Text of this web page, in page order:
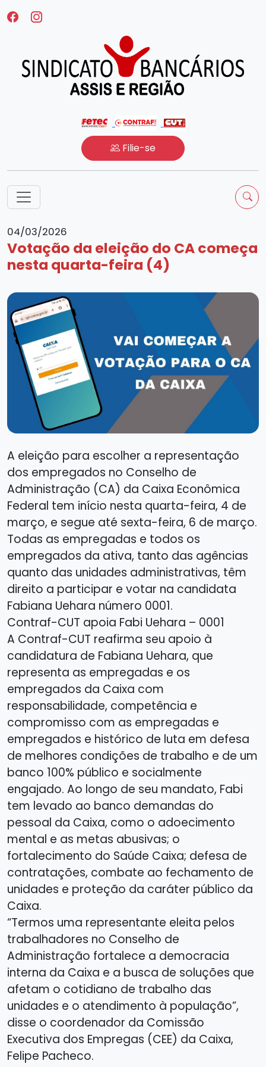
Filie-se
04/03/2026
Votação da eleição do CA começa
nesta quarta-feira (4)
A eleição para escolher a representação
dos empregados no Conselho de
Administração (CA) da Caixa Econômica
Federal tem início nesta quarta-feira, 4 de
março, e segue até sexta-feira, 6 de março.
Todas as empregadas e todos os
empregados da ativa, tanto das agências
quanto das unidades administrativas, têm
direito a participar e votar na candidata
Fabiana Uehara número 0001.
Contraf-CUT apoia Fabi Uehara – 0001
A Contraf-CUT reafirma seu apoio à
candidatura de Fabiana Uehara, que
representa as empregadas e os
empregados da Caixa com
responsabilidade, competência e
compromisso com as empregadas e
empregados e histórico de luta em defesa
de melhores condições de trabalho e de um
banco 100% público e socialmente
engajado. Ao longo de seu mandato, Fabi
tem levado ao banco demandas do
pessoal da Caixa, como o adoecimento
mental e as metas abusivas; o
fortalecimento do Saúde Caixa; defesa de
contratações, combate ao fechamento de
unidades e proteção da caráter público da
Caixa.
“Termos uma representante eleita pelos
trabalhadores no Conselho de
Administração fortalece a democracia
interna da Caixa e a busca de soluções que
afetam o cotidiano de trabalho das
unidades e o atendimento à população”,
disse o coordenador da Comissão
Executiva dos Empregas (CEE) da Caixa,
Felipe Pacheco.